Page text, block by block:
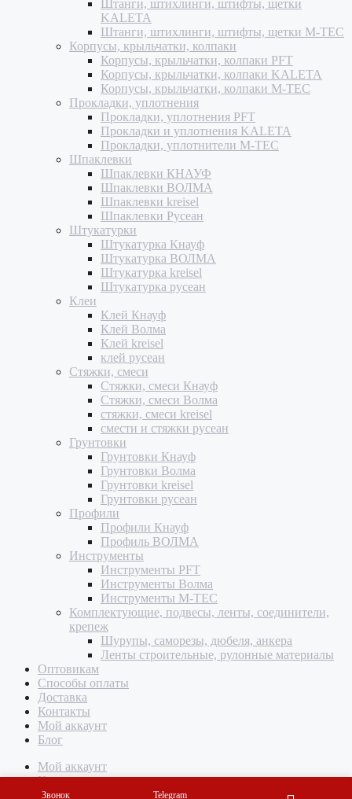
Звонок Telegram
Штанги, штихлинги, штифты, щетки
KALETA
Штанги, штихлинги, штифты, щетки M-TEC
Корпусы, крыльчатки, колпаки
Корпусы, крыльчатки, колпаки PFT
Корпусы, крыльчатки, колпаки KALETA
Корпусы, крыльчатки, колпаки M-TEC
Прокладки, уплотнения
Прокладки, уплотнения PFT
Прокладки и уплотнения KALETA
Прокладки, уплотнители M-TEC
Шпаклевки
Шпаклевки КНАУФ
Шпаклевки ВОЛМА
Шпаклевки kreisel
Шпаклевки Русеан
Штукатурки
Штукатурка Кнауф
Штукатурка ВОЛМА
Штукатурка kreisel
Штукатурка русеан
Клеи
Клей Кнауф
Клей Волма
Клей kreisel
клей русеан
Стяжки, смеси
Стяжки, смеси Кнауф
Стяжки, смеси Волма
стяжки, смеси kreisel
смести и стяжки русеан
Грунтовки
Грунтовки Кнауф
Грунтовки Волма
Грунтовки kreisel
Грунтовки русеан
Профили
Профили Кнауф
Профиль ВОЛМА
Инструменты
Инструменты PFT
Инструменты Волма
Инструменты M-TEC
Комплектующие, подвесы, ленты, соединители,
крепеж
Шурупы, саморезы, дюбеля, анкера
Ленты строительные, рулонные материалы
Оптовикам
Способы оплаты
Доставка
Контакты
Мой аккаунт
Блог
Мой аккаунт
Корзина